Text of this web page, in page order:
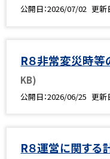
公開日 2026/07/02 更新
R８非常変災時等
KB)
公開日 2026/06/25 更新
R８運営に関する